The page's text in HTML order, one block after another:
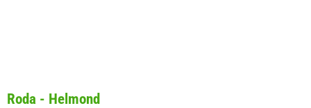
Roda - Helmond